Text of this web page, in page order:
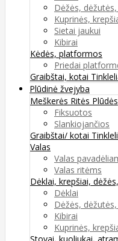
Dėžės,
Kuprinės,
Sietai jaukui
Kibirai
Kėdės, platformos
Priedai
Graibštai, kotai
Plūdinė žvejyba
Meškerės Ritės Plūdės
Fiksuotos
Slankiojančios
Graibštai/ kotai
Valas
Valas
Valas ritėms
Dėklai, krepšiai,
Dėklai
Dėžės,
Kibirai
Kuprinės,
Stovai, kuoliukai,